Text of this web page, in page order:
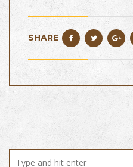
SHARE